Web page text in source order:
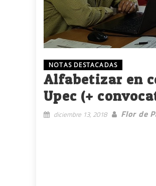
NOTAS DESTACADAS
Alfabetizar en
Upec (+
diciembre 13, 2018 Flor de